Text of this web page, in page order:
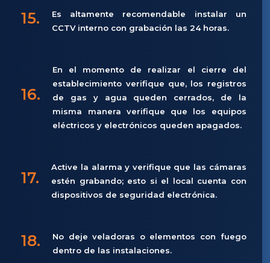
15.
Es altamente recomendable instalar un
CCTV interno con grabación las 24 horas.
16.
En el momento de realizar el cierre del
establecimiento verifique que, los registros
de gas y agua queden cerrados, de la
misma manera verifique que los equipos
eléctricos y electrónicos queden apagados.
17.
Active la alarma y verifique que las cámaras
estén grabando; esto si el local cuenta con
dispositivos de seguridad electrónica.
18.
No deje veladoras o elementos con fuego
dentro de las instalaciones.